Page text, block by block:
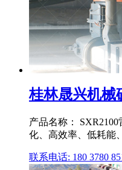
桂林晟兴机械
产品名称：
化、高效率、低耗能
联系电话: 180 3780